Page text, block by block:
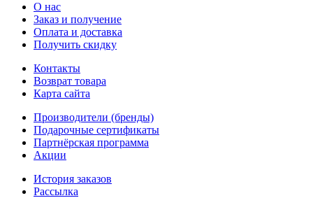
О нас
Заказ и получение
Оплата и доставка
Получить скидку
Контакты
Возврат товара
Карта сайта
Производители (бренды)
Подарочные сертификаты
Партнёрская программа
Акции
История заказов
Рассылка